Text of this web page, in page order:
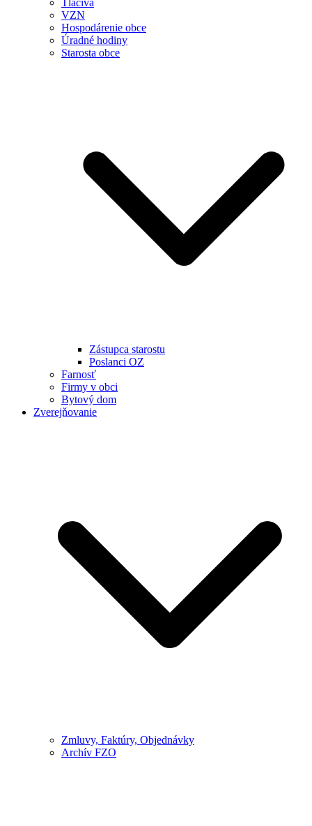
Tlačivá
VZN
Hospodárenie obce
Úradné hodiny
Starosta obce
Zástupca starostu
Poslanci OZ
Farnosť
Firmy v obci
Bytový dom
Zverejňovanie
Zmluvy, Faktúry, Objednávky
Archív FZO